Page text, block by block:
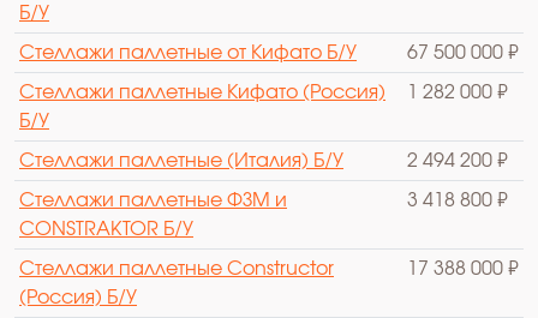
Б/У
Стеллажи паллетные от Кифато Б/У 67 500 000 ₽
Стеллажи паллетные Кифато (Россия)
Б/У
1 282 000 ₽
Стеллажи паллетные (Италия) Б/У 2 494 200 ₽
Стеллажи паллетные ФЗМ и
CONSTRAKTOR Б/У
3 418 800 ₽
Стеллажи паллетные Constructor
(Россия) Б/У
17 388 000 ₽